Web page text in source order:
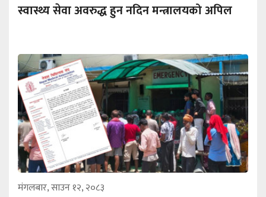
स्वास्थ्य सेवा अवरुद्ध हुन नदिन मन्त्रालयको अपिल
मंगलबार, साउन १२, २०८३